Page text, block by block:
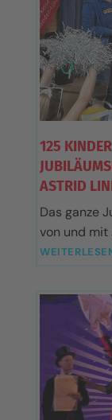
125
ASTRID
Das ganze
von und mit